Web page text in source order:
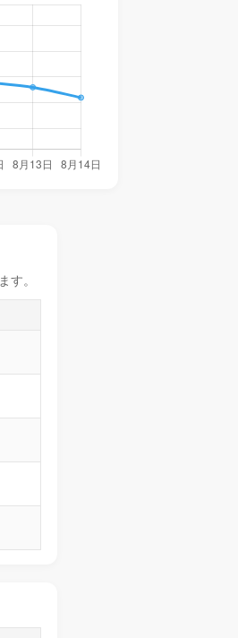
す。